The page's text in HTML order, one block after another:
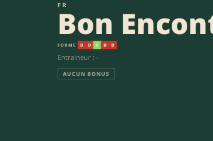
FR
Bon
FORME D D V D D
Entraineur : -
AUCUN BONUS